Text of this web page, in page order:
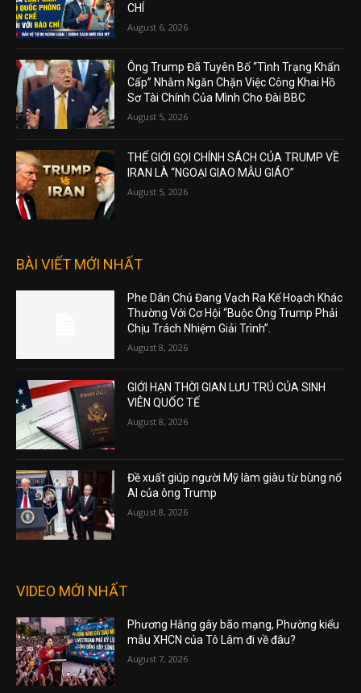
CHÍ
August 6, 2026
Ông Trump Đã Tuyên Bố “Tình Trạng Khẩn
Cấp” Nhằm Ngăn Chặn Việc Công Khai Hồ
Sơ Tài Chính Của Mình Cho Đài BBC
August 5, 2026
THẾ GIỚI GỌI CHÍNH SÁCH CỦA TRUMP VỀ
IRAN LÀ “NGOẠI GIAO MẪU GIÁO”
August 5, 2026
BÀI VIẾT MỚI NHẤT
Phe Dân Chủ Đang Vạch Ra Kế Hoạch Khác
Thường Với Cơ Hội “Buộc Ông Trump Phải
Chịu Trách Nhiệm Giải Trình”.
August 8, 2026
GIỚI HẠN THỜI GIAN LƯU TRÚ CỦA SINH
VIÊN QUỐC TẾ
August 8, 2026
Đề xuất giúp người Mỹ làm giàu từ bùng nổ
AI của ông Trump
August 8, 2026
VIDEO MỚI NHẤT
Phương Hằng gây bão mạng, Phường kiểu
mẫu XHCN của Tô Lâm đi về đâu?
August 7, 2026